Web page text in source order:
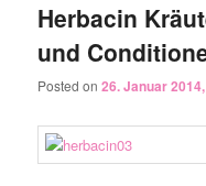
Herbacin
und
Posted on26. Januar